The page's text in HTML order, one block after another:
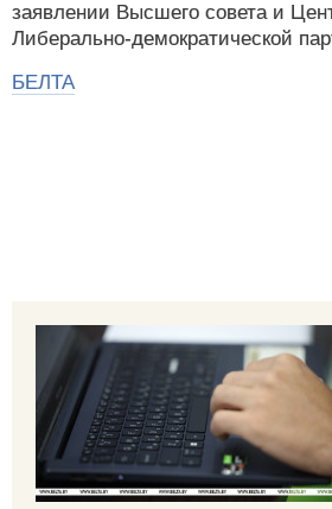
заявлении Высшего совета и
Либерально-демократической
БЕЛТА